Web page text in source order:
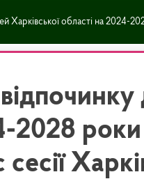
Харківської області на 2024-
2028 роки